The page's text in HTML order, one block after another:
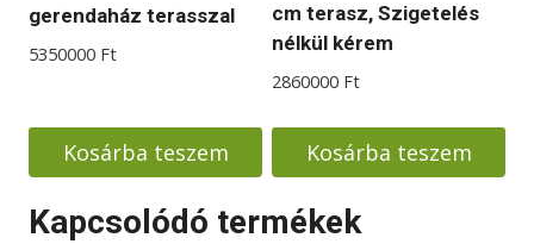
gerendaház terasszal
5350000 Ft
Kosárba teszem
cm terasz, Szigetelés
nélkül kérem
2860000 Ft
Kosárba teszem
Kapcsolódó termékek